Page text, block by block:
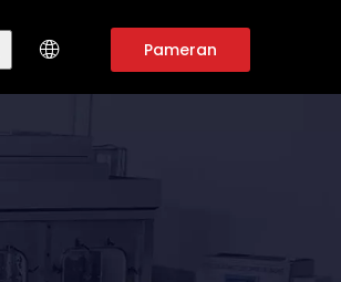
Pameran